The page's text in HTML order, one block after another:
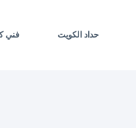
حداد الكويت فني